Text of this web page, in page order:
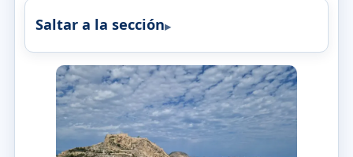
Saltar a la sección